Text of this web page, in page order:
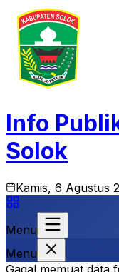
Info
Solok
Kamis, 6 Agustus
Menu
Menu
Gagal memuat data